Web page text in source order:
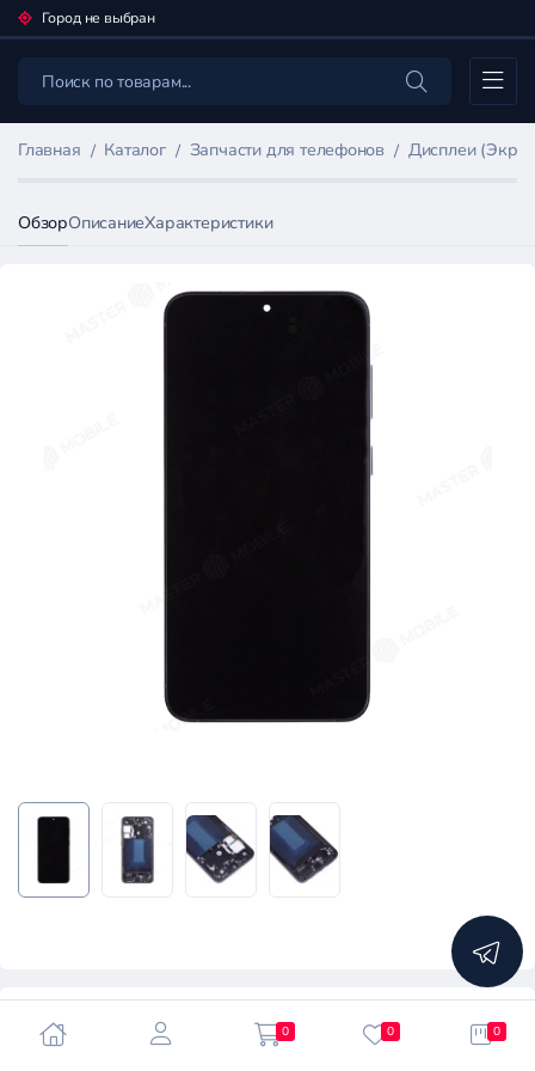
Город не выбран
Каталог
Главная Каталог Запчасти для телефонов Дисплеи
ОбзорОписаниеХарактеристики
5.0
0 0 0